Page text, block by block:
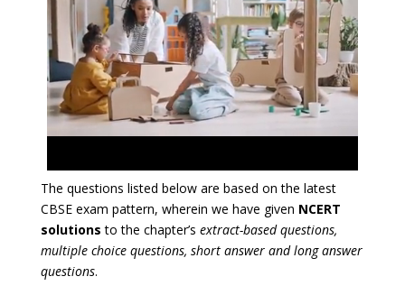
The questions listed below are based on the latest
CBSE exam pattern, wherein we have given NCERT
solutionsto the chapter’s extract-based questions,
multiple choice questions, short answer and long answer
questions.